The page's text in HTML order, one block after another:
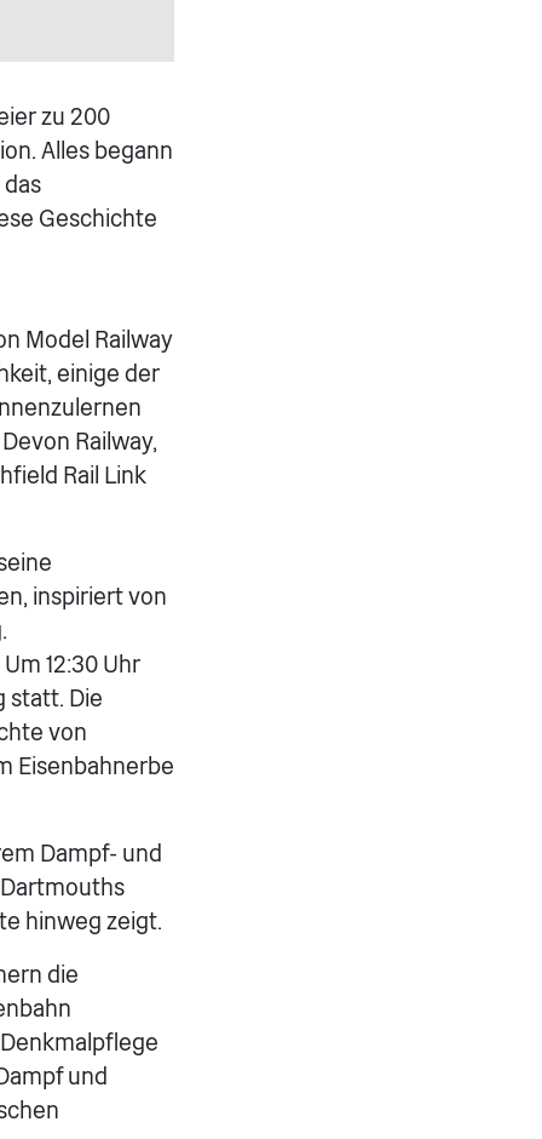
zu 200
Alles begann
Geschichte
Model Railway
einige der
Railway,
Rail Link
inspiriert von
12:30 Uhr
statt. Die
von
Eisenbahnerbe
Dampf- und
hinweg zeigt.
die
und